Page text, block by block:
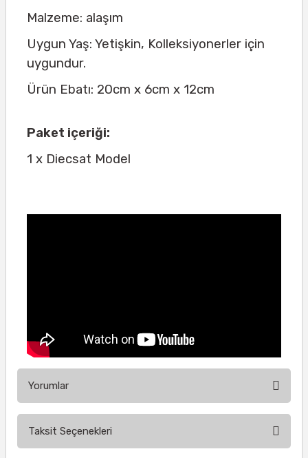
Malzeme: alaşım
Uygun Yaş: Yetişkin, Kolleksiyonerler için
uygundur.
Ürün Ebatı: 20cm x 6cm x 12cm
Paket içeriği:
1 x Diecsat Model
Yorumlar
Taksit Seçenekleri